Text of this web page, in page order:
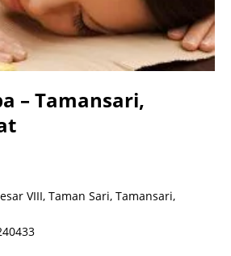
– Tamansari,
VIII, Taman Sari, Tamansari,